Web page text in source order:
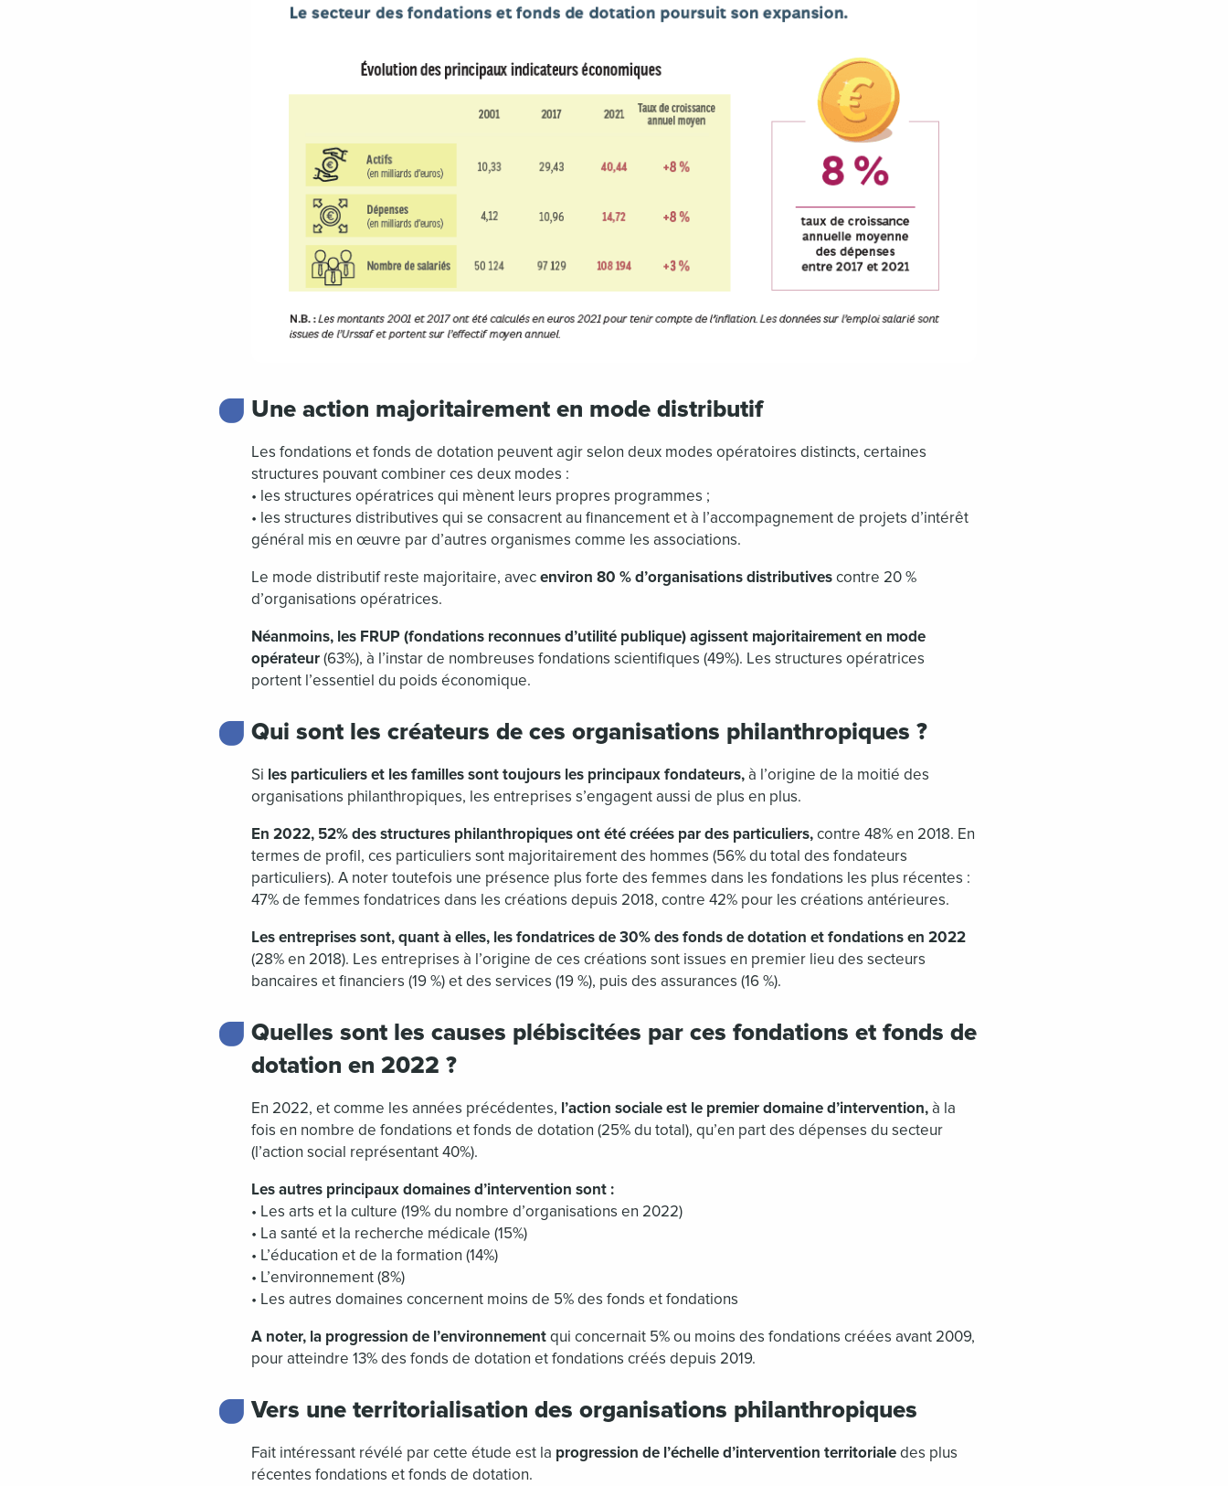
Une action majoritairement en mode distributif
Les fondations et fonds de dotation peuvent agir selon deux modes opératoires distincts, certaines
structures pouvant combiner ces deux modes :
• les structures opératrices qui mènent leurs propres programmes ;
• les structures distributives qui se consacrent au financement et à l’accompagnement de projets d’intérêt
général mis en œuvre par d’autres organismes comme les associations.
Le mode distributif reste majoritaire, avecenviron 80 % d’organisations distributivescontre 20 %
d’organisations opératrices.
Néanmoins, les FRUP (fondations reconnues d’utilité publique) agissent majoritairement en mode
opérateur(63%), à l’instar de nombreuses fondations scientifiques (49%). Les structures opératrices
portent l’essentiel du poids économique.
Qui sont les créateurs de ces organisations philanthropiques ?
Si les particuliers et les familles sont toujours les principaux fondateurs, à l’origine de la moitié des
organisations philanthropiques, les entreprises s’engagent aussi de plus en plus.
En 2022, 52% des structures philanthropiques ont été créées par des particuliers,contre 48% en 2018. En
termes de profil, ces particuliers sont majoritairement des hommes (56% du total des fondateurs
particuliers). A noter toutefois une présence plus forte des femmes dans les fondations les plus récentes :
47% de femmes fondatrices dans les créations depuis 2018, contre 42% pour les créations antérieures.
Les entreprises sont, quant à elles, les fondatrices de 30% des fonds de dotation et fondations en 2022
(28% en 2018). Les entreprises à l’origine de ces créations sont issues en premier lieu des secteurs
bancaires et financiers (19 %) et des services (19 %), puis des assurances (16 %).
Quelles sont les causes plébiscitées par ces fondations et fonds de
dotation en 2022 ?
En 2022, et comme les années précédentes, l’action sociale est le premier domaine d’intervention, à la
fois en nombre de fondations et fonds de dotation (25% du total), qu’en part des dépenses du secteur
(l’action social représentant 40%).
Les autres principaux domaines d’intervention sont :
• Les arts et la culture (19% du nombre d’organisations en 2022)
• La santé et la recherche médicale (15%)
• L’éducation et de la formation (14%)
• L’environnement (8%)
• Les autres domaines concernent moins de 5% des fonds et fondations
A noter, la progression de l’environnementqui concernait 5% ou moins des fondations créées avant 2009,
pour atteindre 13% des fonds de dotation et fondations créés depuis 2019.
Vers une territorialisation des organisations philanthropiques
Fait intéressant révélé par cette étude est la progression de l’échelle d’intervention territorialedes plus
récentes fondations et fonds de dotation.